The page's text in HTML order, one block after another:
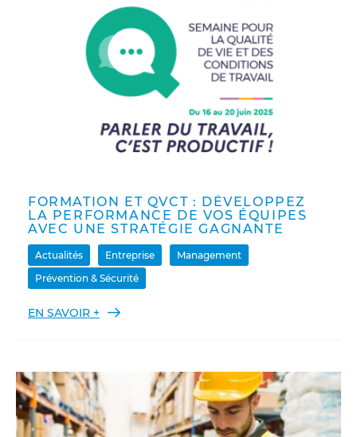
FORMATION ET QVCT : DÉVELOPPEZ
LA PERFORMANCE DE VOS ÉQUIPES
AVEC UNE STRATÉGIE GAGNANTE
Actualités Entreprise
Management
Prévention & Sécurité
EN SAVOIR +